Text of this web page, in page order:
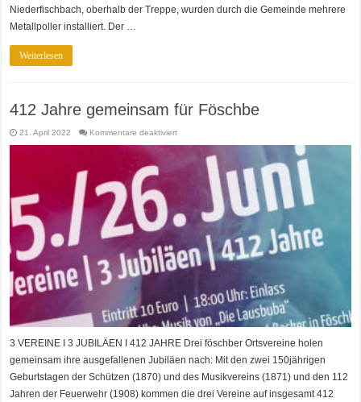
Niederfischbach, oberhalb der Treppe, wurden durch die Gemeinde mehrere
Metallpoller installiert. Der …
Weiterlesen
412 Jahre gemeinsam für Föschbe
21. April 2022 Kommentare deaktiviertfür
gemeinsam
für
Föschbe
3 VEREINE I 3 JUBILÄEN I 412 JAHRE Drei föschber Ortsvereine holen
gemeinsam ihre ausgefallenen Jubiläen nach: Mit den zwei 150jährigen
Geburtstagen der Schützen (1870) und des Musikvereins (1871) und den 112
Jahren der Feuerwehr (1908) kommen die drei Vereine auf insgesamt 412